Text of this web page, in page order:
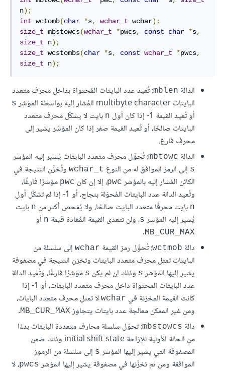
n);
int wctomb(char *s, wchar_t wchar);
size_t mbstowcs(wchar_t *pwcs, const char *s,
size_t n);
size_t wcstombs(char *s, const wchar_t *pwcs,
size_t n);
الدالة mblen: تُعيد عدد البايتات المُحتواة بداخل محرف متعدد
البايتات multibyte character المُشار إليه بواسطة المؤشر
s
أو تُعيد القيمة ‎-1 إذا كان أول n بايت لا يشكّل محرف متعدد
البايتات صالحًا، أو تُعيد القيمة صفر إذا كان المؤشر يشير إلى
محرف فارغ.
الدالة mbtowc: تُحوِّل محرف متعدد البايتات يُشير إليه المؤشر
s إلى الرمز الموافق له من النوع wchar_t وتُخزّن النتيجة في
الكائن المُشار إليه بالمؤشر pwc، إلا إن كان pwc مؤشرًا فارغًا،
وتُعيد الدالة عدد البايتات المُحوّلة بنجاح، أو ‎-1 إذا لم تشكّل أول
n بايت محرفًا متعدد البايت صالحًا، ولا يُفحص أكثر من n بايت
يُشير إليه المؤشر s، ولن تتعدى القيمة المُعادة قيمة n أو
MB_CUR_MAX
.
دالة wctmob: تُحوِّل رمز القيمة wchar إلى سلسلة من
البايتات تمثل محرف متعدد البايتات وتخزن النتيجة في مصفوفة
يشير إليها المؤشر s وذلك إن لم يكن s مؤشرًا فارغًا، وتُعيد الدالة
عدد البايتات المحتواة داخل محرف متعدد البايتات، أو ‎-1 إذا
كانت القيمة المخزنة في wchar لا تمثل محرف متعدد البايات،
ومن غير الممكن معالجة عدد بايتات يتجاوز MB_CUR_MAX
.
دالة mbstowcs: تحوّل سلسلة محارف متعددة البايتات بدءًا
من الحالة الأولية للإزاحة initial shift state وذلك ضمن
المصفوفة التي يشير إليها المؤشر s إلى سلسلة من الرموز
الموافقة ومن ثم تخزّنها في مصفوفة يشير إليها المؤشر pwcs، لا